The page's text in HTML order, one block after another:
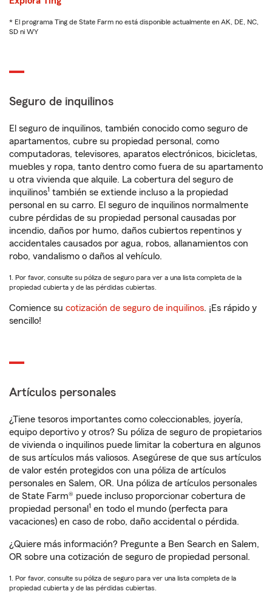
* El programa Ting de State Farm no está disponible actualmente en AK, DE, NC,
SD ni WY
Seguro de inquilinos
El seguro de inquilinos, también conocido como seguro de
apartamentos, cubre su propiedad personal, como
computadoras, televisores, aparatos electrónicos, bicicletas,
muebles y ropa, tanto dentro como fuera de su apartamento
u otra vivienda que alquile. La cobertura del seguro de
inquilinos1 también se extiende incluso a la propiedad
personal en su carro. El seguro de inquilinos normalmente
cubre pérdidas de su propiedad personal causadas por
incendio, daños por humo, daños cubiertos repentinos y
accidentales causados por agua, robos, allanamientos con
robo, vandalismo o daños al vehículo.
1. Por favor, consulte su póliza de seguro para ver a una lista completa de la
propiedad cubierta y de las pérdidas cubiertas.
Comience su cotización de seguro de inquilinos. ¡Es rápido y
sencillo!
Artículos personales
¿Tiene tesoros importantes como coleccionables, joyería,
equipo deportivo y otros? Su póliza de seguro de propietarios
de vivienda o inquilinos puede limitar la cobertura en algunos
de sus artículos más valiosos. Asegúrese de que sus artículos
de valor estén protegidos con una póliza de artículos
personales en Salem, OR. Una póliza de artículos personales
de State Farm® puede incluso proporcionar cobertura de
propiedad personal 1 en todo el mundo (perfecta para
vacaciones) en caso de robo, daño accidental o pérdida.
¿Quiere más información? Pregunte a Ben Search en Salem,
OR sobre una cotización de seguro de propiedad personal.
1. Por favor, consulte su póliza de seguro para ver una lista completa de la
propiedad cubierta y de las pérdidas cubiertas.